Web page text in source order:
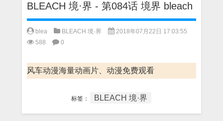
BLEACH 境·界 - 第084话 境界 bleach
blea BLEACH 境·界
2018年07月22日 17:03:55
588
0
风车动漫海量动画片、动漫免费观看
标签： BLEACH 境·界